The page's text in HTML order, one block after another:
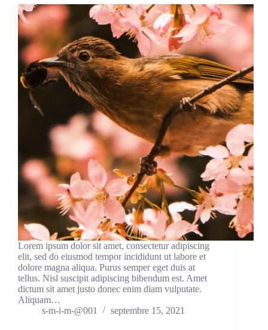
Lorem ipsum dolor sit amet, consectetur adipiscing
elit, sed do eiusmod tempor incididunt ut labore et
dolore magna aliqua. Purus semper eget duis at
tellus. Nisl suscipit adipiscing bibendum est. Amet
dictum sit amet justo donec enim diam vulputate.
Aliquam…
s-m-i-m-@001
septembre 15, 2021